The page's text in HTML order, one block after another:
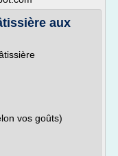
aux
vos goûts)